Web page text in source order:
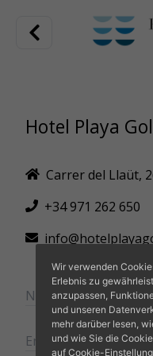
Hotel Playa
Carrer del Llaüt,
+34 971 262 650
Wir verwenden
Erlebnis zu
anzupassen,
und unseren
mehr darüber lesen,
und wie Sie die
auf Cookie-